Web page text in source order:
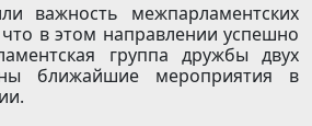
важность межпарламентских
в этом направлении успешно
группа дружбы двух
ближайшие мероприятия в